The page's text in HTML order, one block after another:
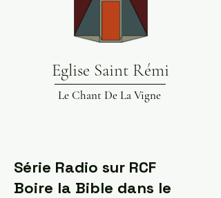
Eglise Saint Rémi
Le Chant De La Vigne
Série Radio sur RCF
Boire la Bible dans le